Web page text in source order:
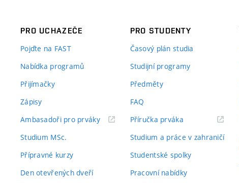
PRO UCHAZEČE
Pojďte na FAST
Nabídka programů
Přijímačky
Zápisy
Ambasadoři pro prváky(externí
Studium MSc.
Přípravné kurzy
Den otevřených dveří
PRO STUDENTY
Časový plán studia
Studijní programy
Předměty
FAQ
Příručka prváka(externí
Studium a práce v zahraničí
Studentské spolky
Pracovní nabídky